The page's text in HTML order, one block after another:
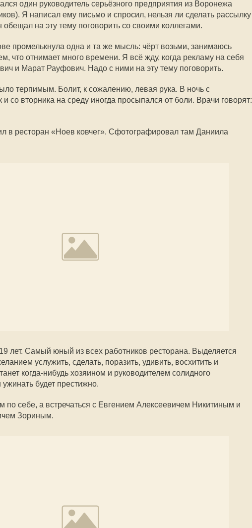
один руководитель серьёзного предприятия из Воронежа
Я написал ему письмо и спросил, нельзя ли сделать рассылку
на эту тему поговорить со своими коллегами.
промелькнула одна и та же мысль: чёрт возьми, занимаюсь
что отнимает много времени. Я всё жду, когда рекламу на себя
и Марат Рауфович. Надо с ними на эту тему поговорить.
терпимым. Болит, к сожалению, левая рука. В ночь с
и со вторника на среду иногда просыпался от боли. Врачи говорят:
в ресторан «Ноев ковчег». Сфотографировал там Даниила
лет. Самый юный из всех работников ресторана. Выделяется
услужить, сделать, поразить, удивить, восхитить и
когда-нибудь хозяином и руководителем солидного
будет престижно.
по себе, а встречаться с Евгением Алексеевичем Никитиным и
Зориным.